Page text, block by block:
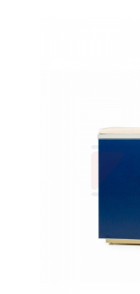
Armários em Aço